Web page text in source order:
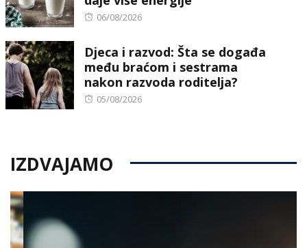
Posted
06/08/2026
Djeca i razvod: Šta se događa
među braćom i sestrama
nakon razvoda roditelja?
Posted
05/08/2026
IZDVAJAMO